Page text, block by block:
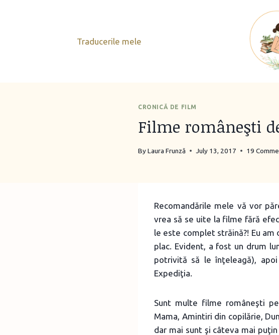
Traducerile mele
CRONICĂ DE FILM
Filme româneşti
ByLaura Frunză July 13, 2017 19
Recomandările mele vă vor
vrea să se uite la filme fără
le este complet străină?! Eu am
plac. Evident, a fost un drum
potrivită să le înţeleagă),
Expediţia.
Sunt multe filme româneşti
Mama, Amintiri din copilărie,
dar mai sunt şi câteva mai